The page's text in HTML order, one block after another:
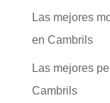
Las mejores
en Cambrils
Las mejores
Cambrils